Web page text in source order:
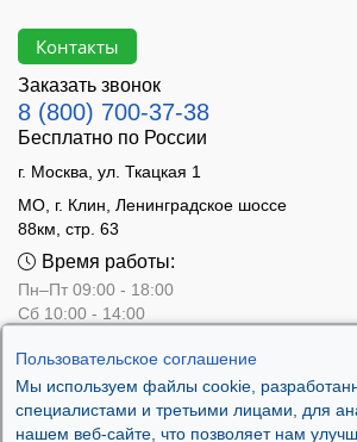
Пользовательское соглашение
Мы используем файлы cookie,
специалистами и третьими лицами, для
нашем веб-сайте, что позволяет нам
Контакты
Заказать звонок
8 (800) 700-37-38
Бесплатно по России
г. Москва, ул. Ткацкая 1
МО, г. Клин, Ленинградское шоссе
88км, стр. 63
Время работы:
Пн–Пт 09:00 - 18:00
Сб 10:00 - 14:00